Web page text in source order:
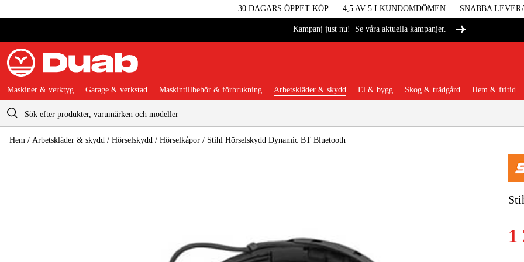
30 DAGARS ÖPPET KÖP 4,5 AV 5 I KUNDOMDÖMEN SNABBA
Kampanj just nu! Se våra aktuella kampanjer.
Varukorg
Maskiner
Maskiner & verktyg Garage & verkstad Maskintillbehör & förbrukning Arbetskläder & skydd El & bygg Skog & trädgård Hem & fritid
Hem / Arbetskläder & skydd / Hörselskydd / Hörselkåpor / Stihl Hörselskydd Dynamic BT Bluetooth
1